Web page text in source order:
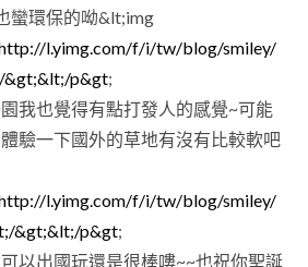
蠻環保的呦&lt;img
l.yimg.com/f/i/tw/blog/smiley/
&gt;&lt;/p&gt;
我也覺得有點打發人的感覺~可能
驗一下國外的草地有沒有比較軟吧
l.yimg.com/f/i/tw/blog/smiley/
&gt;&lt;/p&gt;
以出國玩還是很棒嘍~~也祝你聖誕